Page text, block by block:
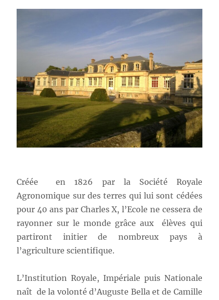
Créée en 1826 par la Société Royale
Agronomique sur des terres qui lui sont cédées
pour 40 ans par Charles X, l’Ecole ne cessera de
rayonner sur le monde grâce aux élèves qui
partiront initier de nombreux pays à
l’agriculture scientifique.
L’Institution Royale, Impériale puis Nationale
naît de la volonté d’Auguste Bella et de Camille